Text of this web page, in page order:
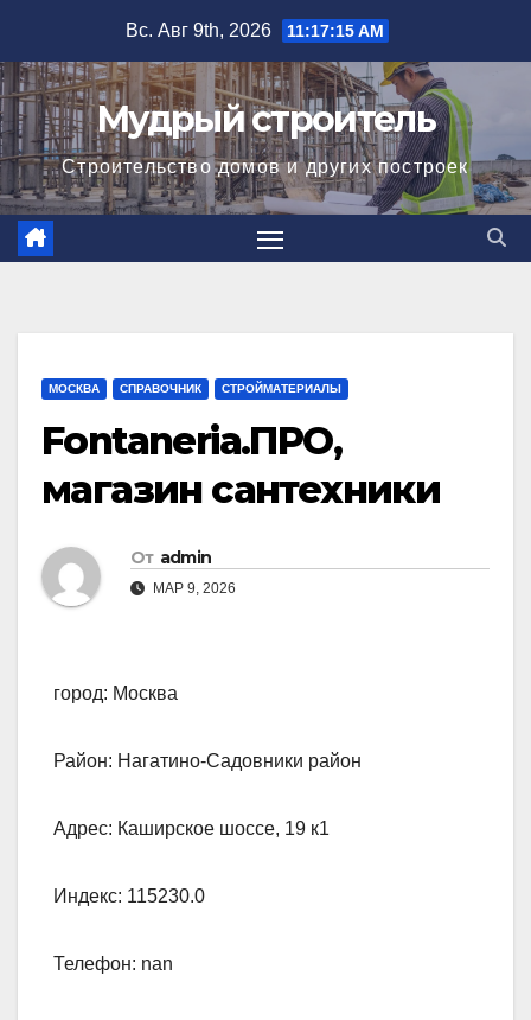
содержимому
Вс. Авг 9th, 2026 11:17:15 AM
Мудрый строитель
Строительство домов и других построек
МОСКВА СПРАВОЧНИК СТРОЙМАТЕРИАЛЫ
Fontaneria.ПРО,
магазин сантехники
От admin
МАР 9, 2026
город: Москва
Район: Нагатино-Садовники район
Адрес: Каширское шоссе, 19 к1
Индекс: 115230.0
Телефон: nan